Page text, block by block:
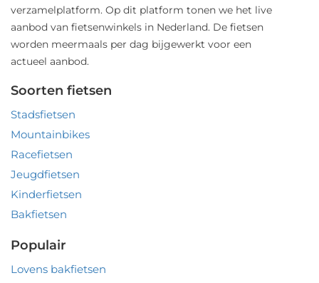
verzamelplatform. Op dit platform tonen we het live
aanbod van fietsenwinkels in Nederland. De fietsen
worden meermaals per dag bijgewerkt voor een
actueel aanbod.
Soorten fietsen
Stadsfietsen
Mountainbikes
Racefietsen
Jeugdfietsen
Kinderfietsen
Bakfietsen
Populair
Lovens bakfietsen